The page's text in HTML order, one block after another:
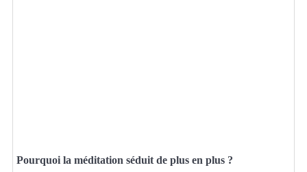
Pourquoi la méditation séduit de plus en plus ?